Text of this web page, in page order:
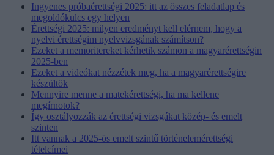
Ingyenes próbaérettségi 2025: itt az összes feladatlap és
megoldókulcs egy helyen
Érettségi 2025: milyen eredményt kell elérnem, hogy a
nyelvi érettségim nyelvvizsgának számítson?
Ezeket a memoritereket kérhetik számon a magyarérettségin
2025-ben
Ezeket a videókat nézzétek meg, ha a magyarérettségire
készültök
Mennyire menne a matekérettségi, ha ma kellene
megírnotok?
Így osztályozzák az érettségi vizsgákat közép- és emelt
szinten
Itt vannak a 2025-ös emelt szintű történelemérettségi
tételcímei